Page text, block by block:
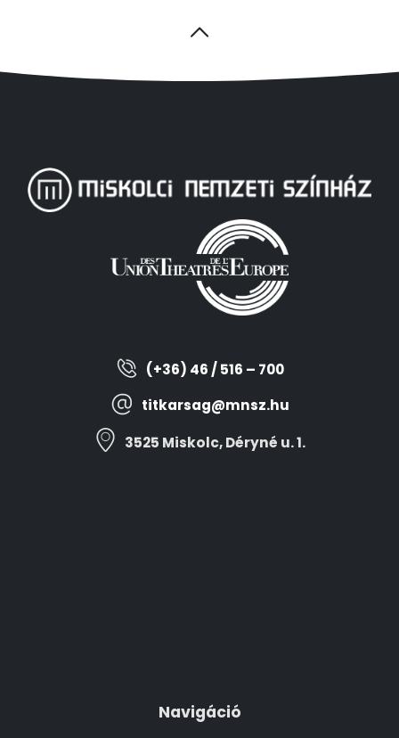
(+36) 46 / 516 – 700
titkarsag@mnsz.hu
3525 Miskolc, Déryné u. 1.
Navigáció